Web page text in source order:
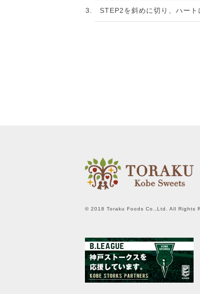
STEP2を斜めに切り、ハー
© 2018 Toraku Foods Co.,Ltd. All Rights